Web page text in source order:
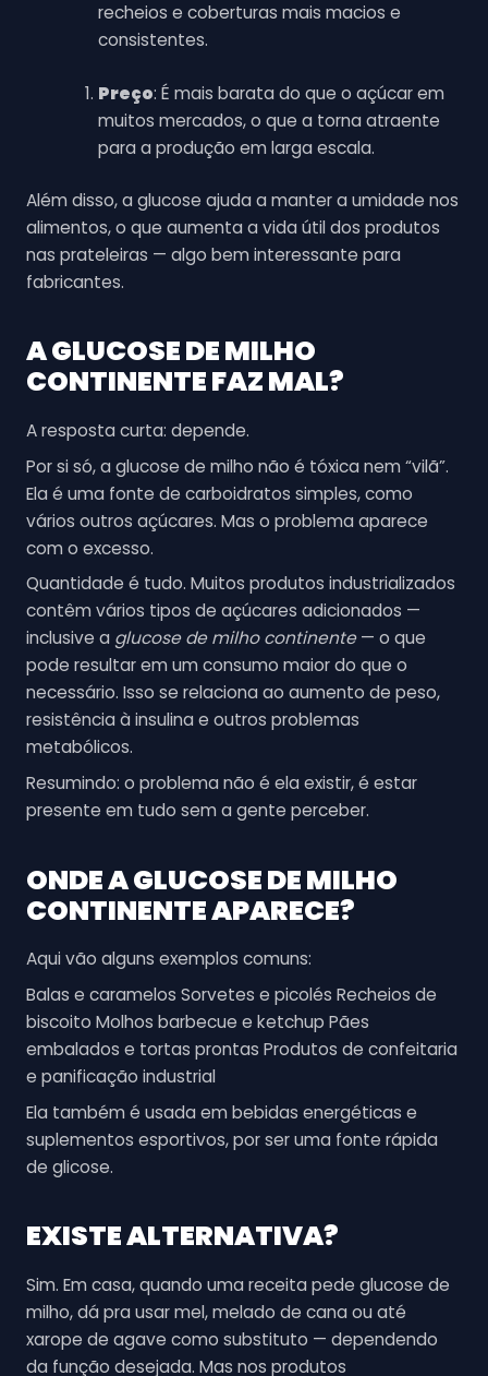
recheios e coberturas mais macios e
consistentes.
Preço: É mais barata do que o açúcar em
muitos mercados, o que a torna atraente
para a produção em larga escala.
Além disso, a glucose ajuda a manter a umidade nos
alimentos, o que aumenta a vida útil dos produtos
nas prateleiras — algo bem interessante para
fabricantes.
AGLUCOSE DE MILHO
CONTINENTEFAZ MAL?
A resposta curta: depende.
Por si só, a glucose de milho não é tóxica nem “vilã”.
Ela é uma fonte de carboidratos simples, como
vários outros açúcares. Mas o problema aparece
com o excesso.
Quantidade é tudo. Muitos produtos industrializados
contêm vários tipos de açúcares adicionados —
inclusive a glucose de milho continente— o que
pode resultar em um consumo maior do que o
necessário. Isso se relaciona ao aumento de peso,
resistência à insulina e outros problemas
metabólicos.
Resumindo: o problema não é ela existir, é estar
presente em tudo sem a gente perceber.
ONDE AGLUCOSE DE MILHO
CONTINENTEAPARECE?
Aqui vão alguns exemplos comuns:
Balas e caramelos Sorvetes e picolés Recheios de
biscoito Molhos barbecue e ketchup Pães
embalados e tortas prontas Produtos de confeitaria
e panificação industrial
Ela também é usada em bebidas energéticas e
suplementos esportivos, por ser uma fonte rápida
de glicose.
EXISTE ALTERNATIVA?
Sim. Em casa, quando uma receita pede glucose de
milho, dá pra usar mel, melado de cana ou até
xarope de agave como substituto — dependendo
da função desejada. Mas nos produtos